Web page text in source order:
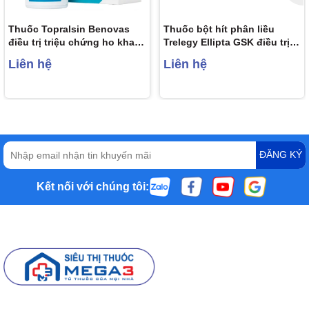
Thuốc Topralsin Benovas
điều trị triệu chứng ho khan,
viên)
Liên hệ
Thuốc bột hít phân liều
Trelegy Ellipta GSK điều trị
tính (30 liều hít)
Liên hệ
ĐĂNG KÝ
Kết nối với chúng tôi: